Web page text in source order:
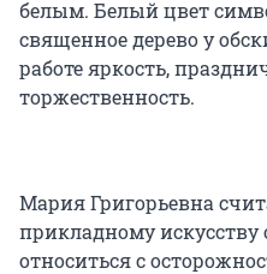
белым. Белый цвет
священное дерево у
работе яркость,
торжественность.
Мария Григорьевна
прикладному искусству
относиться с